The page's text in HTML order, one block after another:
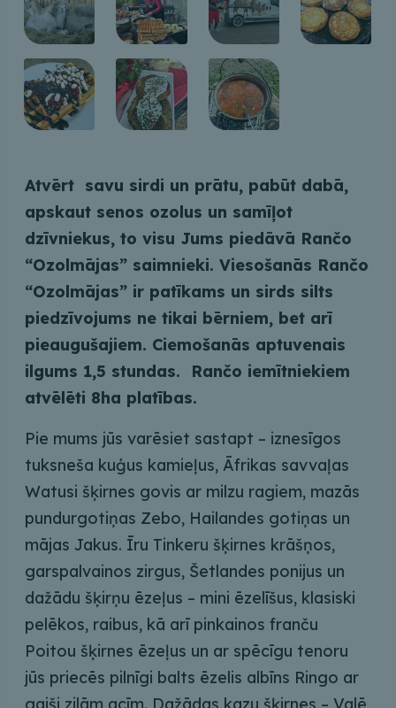
Atvērt savu sirdi un prātu, pabūt dabā,
apskaut senos ozolus un samīļot
dzīvniekus, to visu Jums piedāvā Rančo
“Ozolmājas” saimnieki. Viesošanās Rančo
“Ozolmājas” ir patīkams un sirds silts
piedzīvojums ne tikai bērniem, bet arī
pieaugušajiem. Ciemošanās aptuvenais
ilgums 1,5 stundas. Rančo iemītniekiem
atvēlēti 8ha platības.
Pie mums jūs varēsiet sastapt – iznesīgos
tuksneša kuģus kamieļus, Āfrikas savvaļas
Watusi šķirnes govis ar milzu ragiem, mazās
pundurgotiņas Zebo, Hailandes gotiņas un
mājas Jakus. Īru Tinkeru šķirnes krāšņos,
garspalvainos zirgus, Šetlandes ponijus un
dažādu šķirņu ēzeļus – mini ēzelīšus, klasiski
pelēkos, raibus, kā arī pinkainos franču
Poitou šķirnes ēzeļus un ar spēcīgu tenoru
jūs priecēs pilnīgi balts ēzelis albīns Ringo ar
gaiši zilām acīm. Dažādas kazu šķirnes – Valē